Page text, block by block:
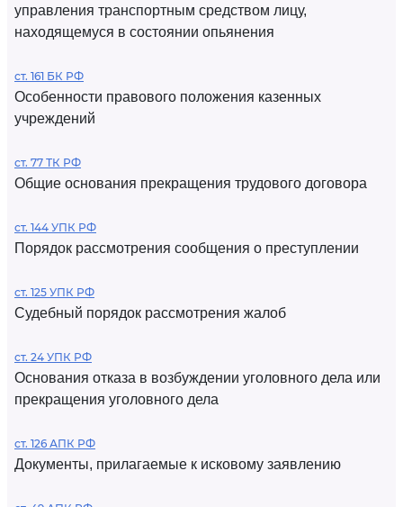
управления транспортным средством лицу,
находящемуся в состоянии опьянения
ст. 161 БК РФ
Особенности правового положения казенных
учреждений
ст. 77 ТК РФ
Общие основания прекращения трудового договора
ст. 144 УПК РФ
Порядок рассмотрения сообщения о преступлении
ст. 125 УПК РФ
Судебный порядок рассмотрения жалоб
ст. 24 УПК РФ
Основания отказа в возбуждении уголовного дела или
прекращения уголовного дела
ст. 126 АПК РФ
Документы, прилагаемые к исковому заявлению